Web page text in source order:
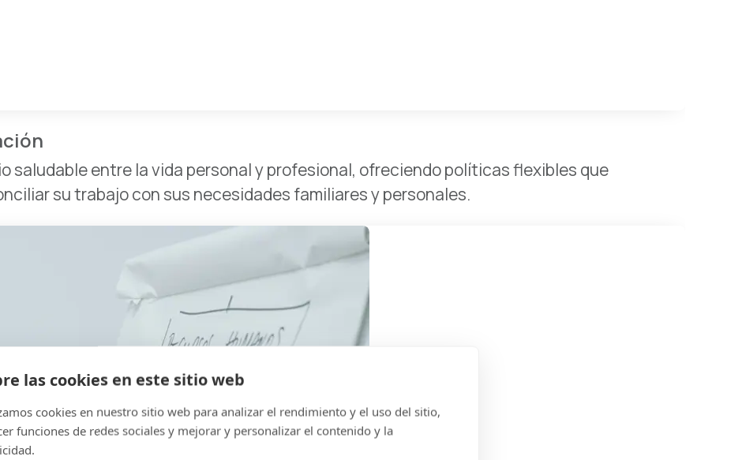
las cookies en este sitio web
cookies en nuestro sitio web para analizar el rendimiento y el uso del sitio,
funciones de redes sociales y mejorar y personalizar el contenido y la
saludable entre la vida personal y profesional, ofreciendo políticas flexibles que
su trabajo con sus necesidades familiares y personales.